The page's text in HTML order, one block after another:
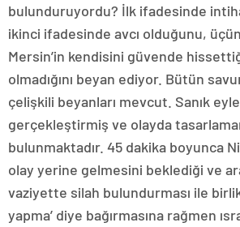
bulunduruyordu? İlk ifadesinde
ikinci ifadesinde avcı olduğunu,
Mersin’in kendisini güvende
olmadığını beyan ediyor. Bütün
çelişkili beyanları mevcut. Sanık
gerçekleştirmiş ve olayda
bulunmaktadır. 45 dakika boyunca
olay yerine gelmesini beklediği ve
vaziyette silah bulundurması ile
yapma’ diye bağırmasına rağmen